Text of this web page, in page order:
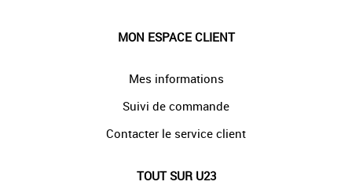
MON ESPACE CLIENT
Mes informations
Suivi de commande
Contacter le service client
TOUT SUR U23